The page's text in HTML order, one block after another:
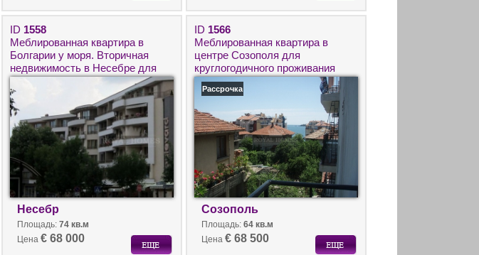
ID 1558
Меблированная квартира в
Болгарии у моря. Вторичная
недвижимость в Несебре для
круглогодичного проживания.
Несебр
Площадь: 74 кв.м
Цена € 68 000
ID 1566
Меблированная квартира в
центре Созополя для
круглогодичного проживания
без таксы обслуживания.
Рассрочка
Созополь
Площадь: 64 кв.м
Цена € 68 500